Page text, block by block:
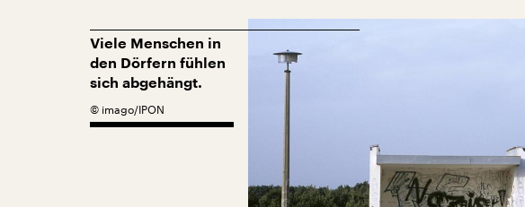
Viele Menschen in
den Dörfern fühlen
sich abgehängt.
© imago/IPON